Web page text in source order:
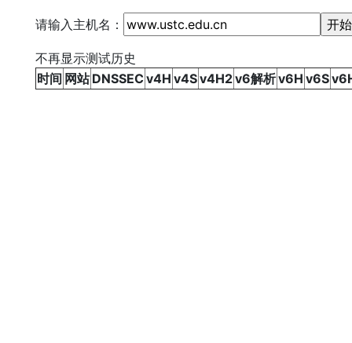
请输入主机名：
不再显示测试历史
时间 网站 DNSSECv4H v4Sv4H2v6解析v6H v6S